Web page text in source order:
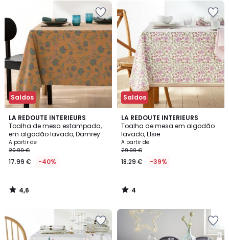
Saldos
LA REDOUTE INTERIEURS
Toalha de mesa estampada,
em algodão lavado, Damrey
A partir de
29.99 €
17.99 € -40%
4,6
/ 5
4,6
/
Saldos
LA REDOUTE INTERIEURS
Toalha de mesa em algodão
lavado, Elsie
A partir de
29.99 €
18.29 € -39%
4
/
5
4
/